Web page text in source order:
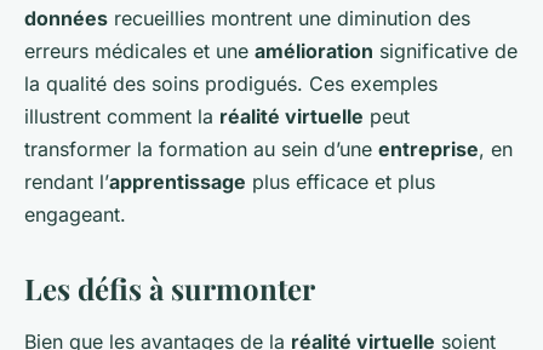
données recueillies montrent une diminution des
erreurs médicales et une amélioration significative de
la qualité des soins prodigués. Ces exemples
illustrent comment la réalité virtuelle peut
transformer la formation au sein d’une entreprise, en
rendant l’apprentissage plus efficace et plus
engageant.
Les défis à surmonter
Bien que les avantages de la réalité virtuelle soient